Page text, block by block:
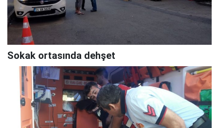
Sokak ortasında dehşet